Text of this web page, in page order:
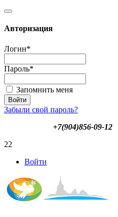
Авторизация
Логин*
Пароль*
Запомнить меня
Забыли свой пароль?
+7(904)856-09-12
22
Войти